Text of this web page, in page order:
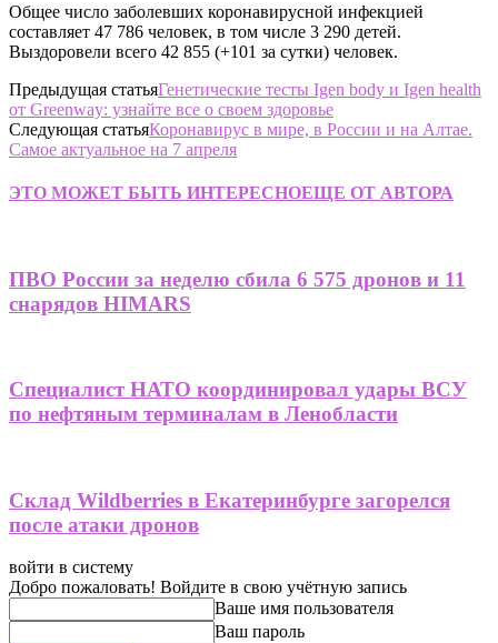
Общее число заболевших коронавирусной инфекцией
составляет 47 786 человек, в том числе 3 290 детей.
Выздоровели всего 42 855 (+101 за сутки) человек.
Предыдущая статьяГенетические тесты Igen body и Igen health
от Greenway: узнайте все о своем здоровье
Следующая статьяКоронавирус в мире, в России и на Алтае.
Самое актуальное на 7 апреля
ЭТО МОЖЕТ БЫТЬ ИНТЕРЕСНОЕЩЕ ОТ АВТОРА
ПВО России за неделю сбила 6 575 дронов и 11
снарядов HIMARS
Специалист НАТО координировал удары ВСУ
по нефтяным терминалам в Ленобласти
Склад Wildberries в Екатеринбурге загорелся
после атаки дронов
войти в систему
Добро пожаловать! Войдите в свою учётную запись
Ваше имя пользователя
Ваш пароль